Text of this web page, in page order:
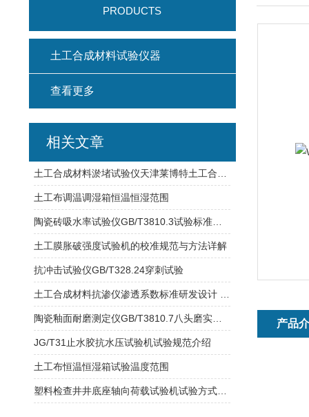
产品
PRODUCTS
土工合成材料试验仪器
查看更多
相关文章
土工布调温调湿箱恒温恒湿范围
土工膜胀破强度试验机的校准规范与方法详解
抗冲击试验仪GB/T328.24穿刺试验
JG/T31止水胶抗水压试验机试验规范介绍
土工布恒温恒湿箱试验温度范围